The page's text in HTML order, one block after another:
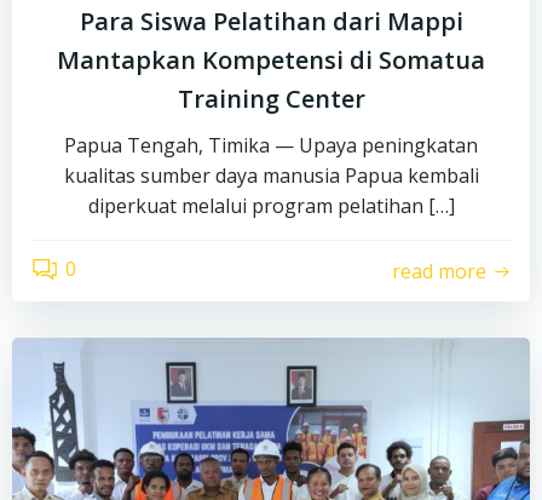
Para Siswa Pelatihan dari Mappi
Mantapkan Kompetensi di Somatua
Training Center
Papua Tengah, Timika — Upaya peningkatan
kualitas sumber daya manusia Papua kembali
diperkuat melalui program pelatihan […]
0 read more